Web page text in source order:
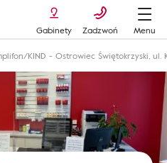
Gabinety Zadzwoń
Menu
KIND - Ostrowiec Świętokrzyski, ul.